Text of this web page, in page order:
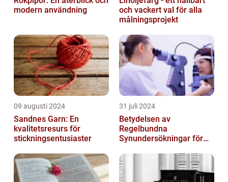
modern användning
och vackert val för alla
målningsprojekt
09 augusti 2024
Sandnes Garn: En
kvalitetsresurs för
stickningsentusiaster
31 juli 2024
Betydelsen av
Regelbundna
Synundersökningar för